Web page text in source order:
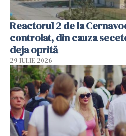
Reactorul 2 de la
controlat, din cauza
deja oprită
29 IULIE 2026